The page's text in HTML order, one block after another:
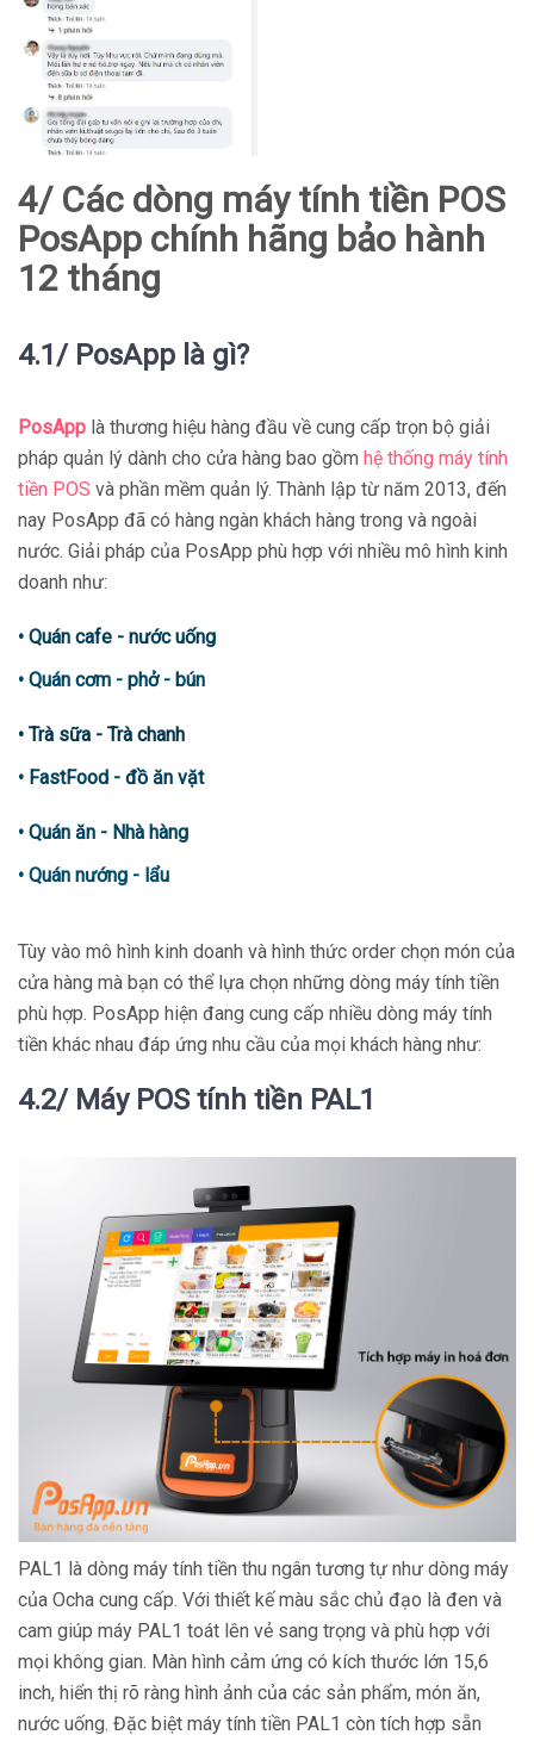
4/ Các dòng máy tính tiền POS
PosApp chính hãng bảo hành
12 tháng
4.1/ PosApp là gì?
PosApp là thương hiệu hàng đầu về cung cấp trọn bộ giải
pháp quản lý dành cho cửa hàng bao gồm hệ thống máy tính
tiền POS và phần mềm quản lý. Thành lập từ năm 2013, đến
nay PosApp đã có hàng ngàn khách hàng trong và ngoài
nước. Giải pháp của PosApp phù hợp với nhiều mô hình kinh
doanh như:
• Quán cafe - nước uống
• Quán cơm - phở - bún
• Trà sữa - Trà chanh
• FastFood - đồ ăn vặt
• Quán ăn - Nhà hàng
• Quán nướng - lẩu
Tùy vào mô hình kinh doanh và hình thức order chọn món của
cửa hàng mà bạn có thể lựa chọn những dòng máy tính tiền
phù hợp. PosApp hiện đang cung cấp nhiều dòng máy tính
tiền khác nhau đáp ứng nhu cầu của mọi khách hàng như:
4.2/ Máy POS tính tiền PAL1
PAL1 là dòng máy tính tiền thu ngân tương tự như dòng máy
của Ocha cung cấp. Với thiết kế màu sắc chủ đạo là đen và
cam giúp máy PAL1 toát lên vẻ sang trọng và phù hợp với
mọi không gian. Màn hình cảm ứng có kích thước lớn 15,6
inch, hiển thị rõ ràng hình ảnh của các sản phẩm, món ăn,
nước uống. Đặc biệt máy tính tiền PAL1 còn tích hợp sẵn